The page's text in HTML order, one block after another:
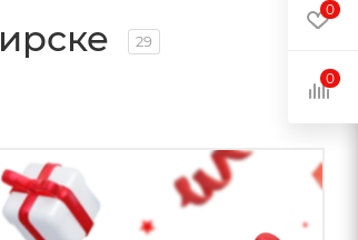
29
0
0